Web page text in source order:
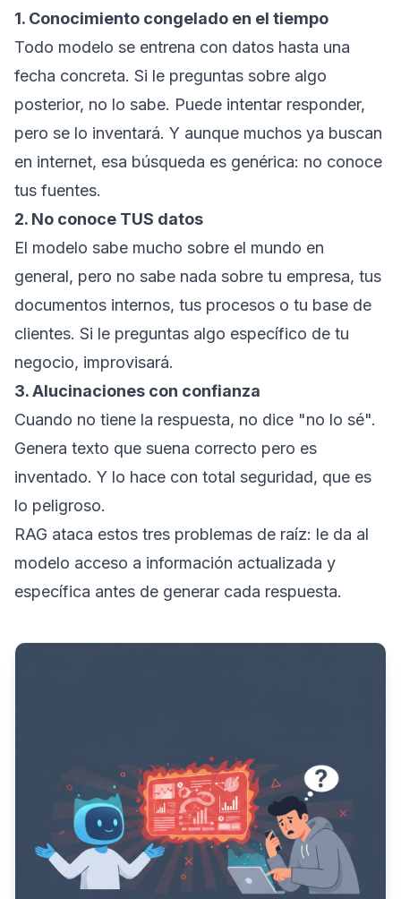
1. Conocimiento congelado en el tiempo
Todo modelo se entrena con datos hasta una
fecha concreta. Si le preguntas sobre algo
posterior, no lo sabe. Puede intentar responder,
pero se lo inventará. Y aunque muchos ya buscan
en internet, esa búsqueda es genérica: no conoce
tus fuentes.
2. No conoce TUS datos
El modelo sabe mucho sobre el mundo en
general, pero no sabe nada sobre tu empresa, tus
documentos internos, tus procesos o tu base de
clientes. Si le preguntas algo específico de tu
negocio, improvisará.
3. Alucinaciones con confianza
Cuando no tiene la respuesta, no dice "no lo sé".
Genera texto que suena correcto pero es
inventado. Y lo hace con total seguridad, que es
lo peligroso.
RAG ataca estos tres problemas de raíz: le da al
modelo acceso a información actualizada y
específica antes de generar cada respuesta.